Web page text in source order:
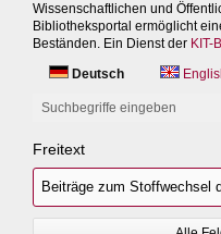
Wissenschaftlichen und
Bibliotheksportal ermöglicht
Beständen. Ein Dienst der KIT-
Deutsch
Suchbegriffe eingeben
Freitext